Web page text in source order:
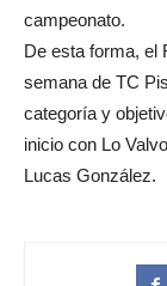
campeonato.
De esta forma, el
semana de TC
categoría y
inicio con Lo
Lucas González.